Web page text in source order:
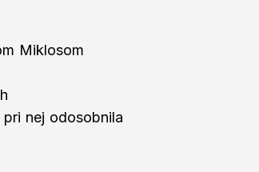
Miklosom
nej odosobnila